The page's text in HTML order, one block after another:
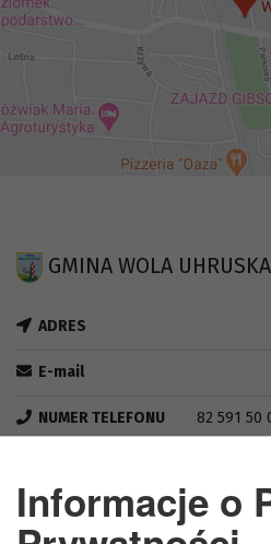
GMINA WOLA UHRUSKA
ADRES
E-mail
NUMER TELEFONU 82 591 50
NIP
Informacje o